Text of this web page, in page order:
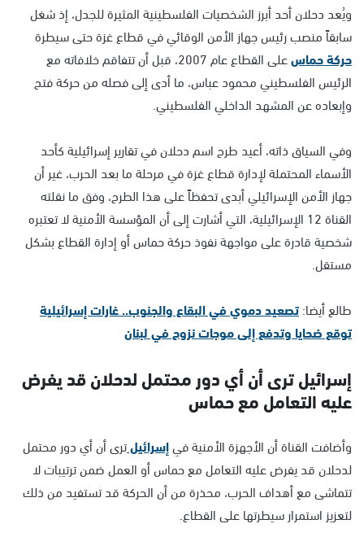
ويُعد دحلان أحد أبرز الشخصيات الفلسطينية المثيرة للجدل، إذ شغل
سابقاً منصب رئيس جهاز الأمن الوقائي في قطاع غزة حتى سيطرة
حركة حماس
على القطاع عام 2007، قبل أن تتفاقم خلافاته مع
الرئيس الفلسطيني محمود عباس، ما أدى إلى فصله من حركة فتح
وإبعاده عن المشهد الداخلي الفلسطيني.
وفي السياق ذاته، أعيد طرح اسم دحلان في تقارير إسرائيلية كأحد
الأسماء المحتملة لإدارة قطاع غزة في مرحلة ما بعد الحرب، غير أن
جهاز الأمن الإسرائيلي أبدى تحفظاً على هذا الطرح، وفق ما نقلته
القناة 12 الإسرائيلية، التي أشارت إلى أن المؤسسة الأمنية لا تعتبره
شخصية قادرة على مواجهة نفوذ حركة حماس أو إدارة القطاع بشكل
مستقل.
طالع أيضا:تصعيد دموي في البقاع والجنوب.. غارات إسرائيلية
توقع ضحايا وتدفع إلى موجات نزوح في لبنان
إسرائيل ترى أن أي دور محتمل لدحلان قد يفرض
عليه التعامل مع حماس
وأضافت القناة أن الأجهزة الأمنية فيإسرائيلترى أن أي دور محتمل
لدحلان قد يفرض عليه التعامل مع حماس أو العمل ضمن ترتيبات لا
تتماشى مع أهداف الحرب، محذرة من أن الحركة قد تستفيد من ذلك
لتعزيز استمرار سيطرتها على القطاع.